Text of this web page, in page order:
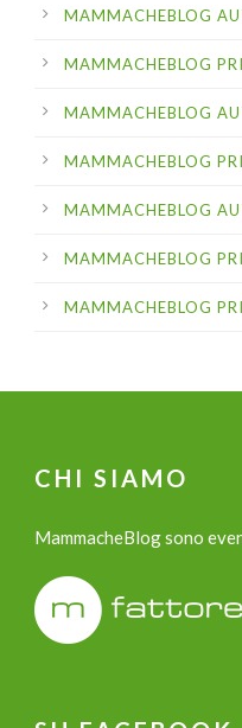
MAMMACHEBLOG
MAMMACHEBLOG
MAMMACHEBLOG
MAMMACHEBLOG
MAMMACHEBLOG
MAMMACHEBLOG
MAMMACHEBLOG
CHI SIAMO
MammacheBlog sono